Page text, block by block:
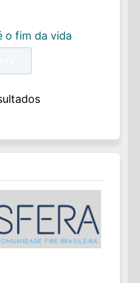
o fim da vida